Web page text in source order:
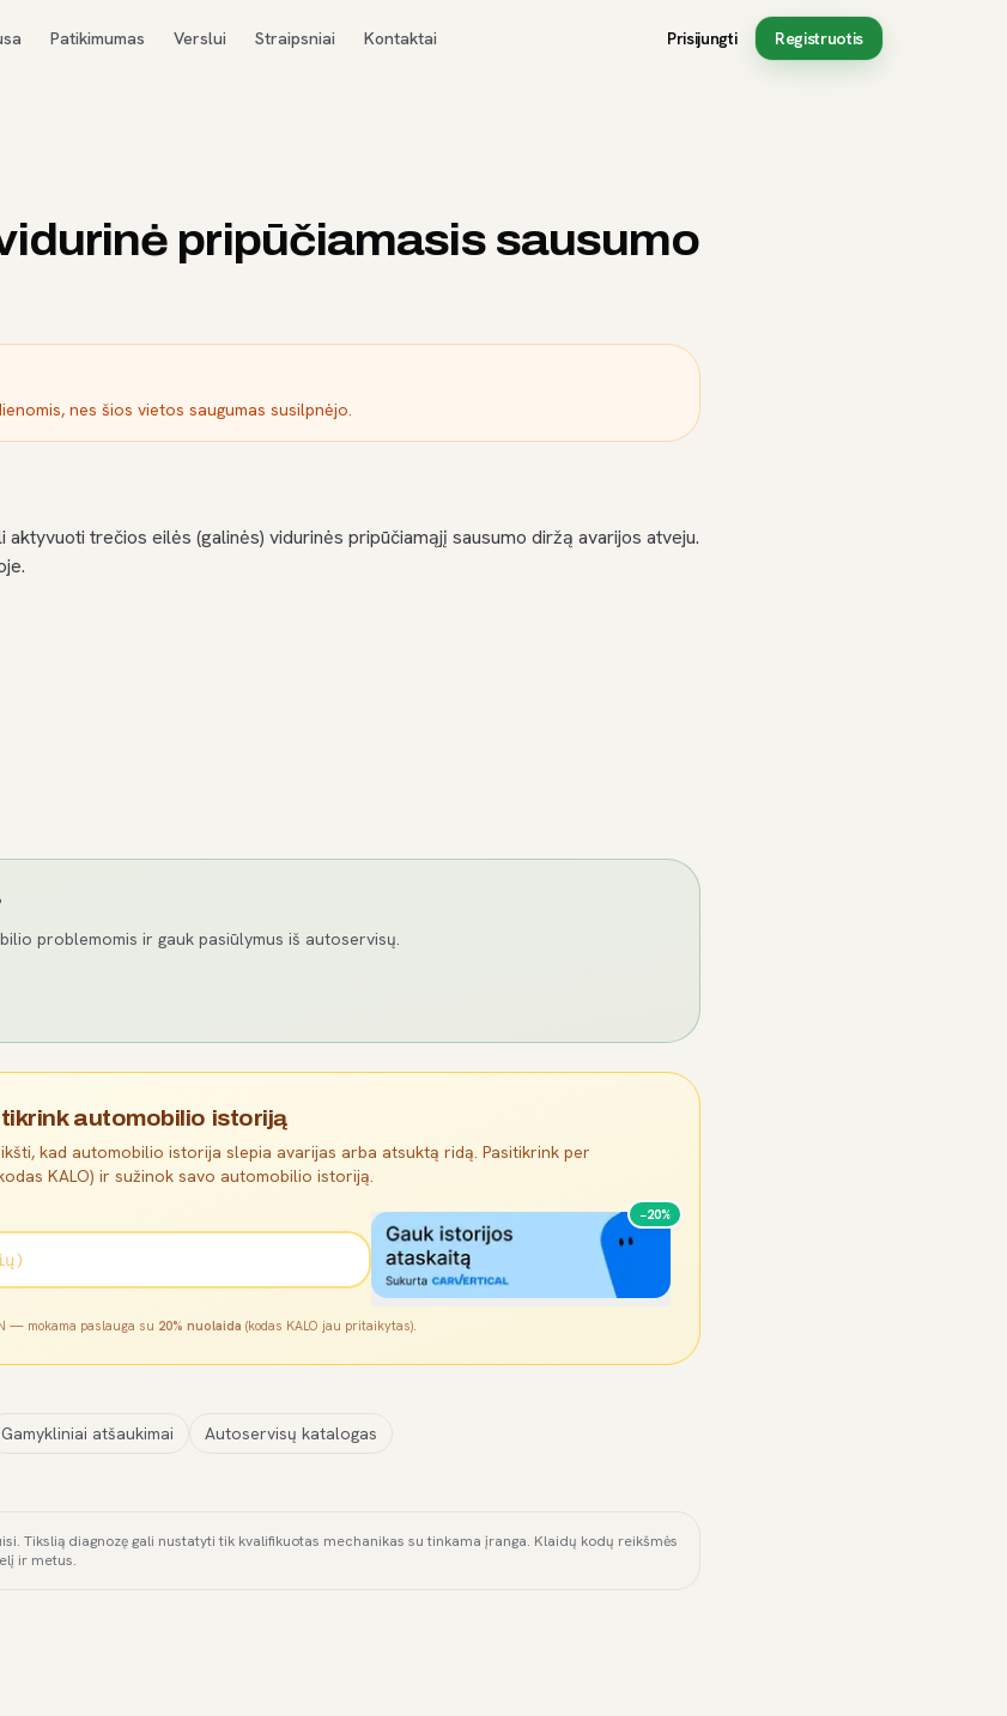
Patikimumas Verslui Straipsniai Kontaktai Prisijungti Registruotis
pripūčiamasis sausumo
nes šios vietos saugumas susilpnėjo.
trečios eilės (galinės) vidurinės pripūčiamąjį sausumo diržą avarijos atveju.
problemomis ir gauk pasiūlymus iš autoservisų.
automobilio istoriją
kad automobilio istorija slepia avarijas arba atsuktą ridą. Pasitikrink per
KALO) ir sužinok savo automobilio istoriją.
−20%
— mokama paslauga su 20% nuolaida (kodas KALO jau pritaikytas).
Gamykliniai atšaukimai Autoservisų katalogas
Tikslią diagnozę gali nustatyti tik kvalifikuotas mechanikas su tinkama įranga. Klaidų kodų reikšmės
ir metus.